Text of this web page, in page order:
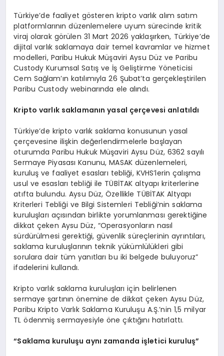
Türkiye’de faaliyet gösteren kripto varlık alım satım
platformlarının düzenlemelere uyum sürecinde kritik
viraj olarak görülen 31 Mart 2026 yaklaşırken, Türkiye’de
dijital varlık saklamaya dair temel kavramlar ve hizmet
modelleri, Paribu Hukuk Müşaviri Aysu Düz ve Paribu
Custody Kurumsal Satış ve İş Geliştirme Yöneticisi
Cem Sağlam’ın katılımıyla 26 Şubat’ta gerçekleştirilen
Paribu Custody webinarında ele alındı.
Kripto varlık saklamanın yasal çerçevesi anlatıldı
Türkiye’de kripto varlık saklama konusunun yasal
çerçevesine ilişkin değerlendirmelerle başlayan
oturumda Paribu Hukuk Müşaviri Aysu Düz, 6362 sayılı
Sermaye Piyasası Kanunu, MASAK düzenlemeleri,
kuruluş ve faaliyet esasları tebliği, KVHS’lerin çalışma
usul ve esasları tebliği ile TÜBİTAK altyapı kriterlerine
atıfta bulundu. Aysu Düz, Özellikle TÜBİTAK Altyapı
Kriterleri Tebliği ve Bilgi Sistemleri Tebliği’nin saklama
kuruluşları açısından birlikte yorumlanması gerektiğine
dikkat çeken Aysu Düz, “Operasyonların nasıl
sürdürülmesi gerektiği, güvenlik süreçlerinin ayrıntıları,
saklama kuruluşlarının teknik yükümlülükleri gibi
sorulara dair tüm yanıtları bu iki belgede buluyoruz”
ifadelerini kullandı.
Kripto varlık saklama kuruluşları için belirlenen
sermaye şartının önemine de dikkat çeken Aysu Düz,
Paribu Kripto Varlık Saklama Kuruluşu A.Ş.’nin 1,5 milyar
TL ödenmiş sermayesiyle öne çıktığını hatırlattı.
“Saklama kuruluşu aynı zamanda işletici kuruluş”